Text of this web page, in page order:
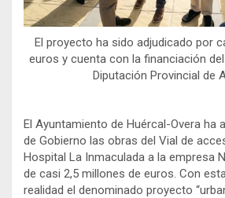
El proyecto ha sido adjudicado por
euros y cuenta con la financiación
Diputación Provincial de
El Ayuntamiento de Huércal-Overa ha
de Gobierno las obras del Vial de
Hospital La Inmaculada a la empresa
de casi 2,5 millones de euros. Con
realidad el denominado proyecto